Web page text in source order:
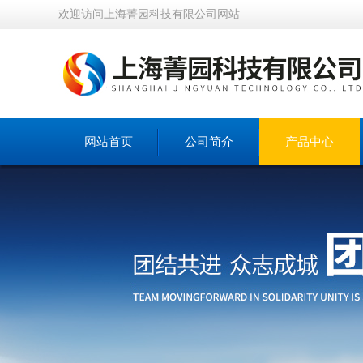
欢迎访问上海菁园科技有限公司网站
网站首页 公司简介 产品中心